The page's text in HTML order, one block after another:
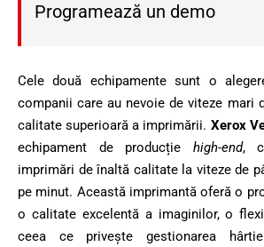
Programează un demo
Cele două echipamente sunt o
companii care au nevoie de viteze mari
calitate superioară a imprimării. Xerox
echipament de producție high-end,
imprimări de înaltă calitate la viteze de
pe minut. Această imprimantă oferă o
o calitate excelentă a imaginilor, o
ceea ce privește gestionarea